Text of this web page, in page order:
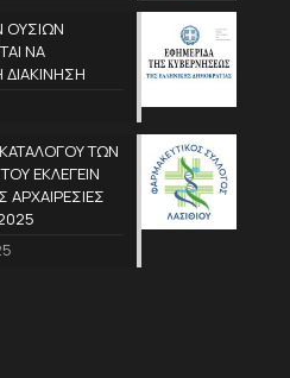
ΟΥΣΙΩΝ
ΝΑ
ΤΩΝ
ΕΚΛΕΓΕΙΝ
ΑΡΧΑΙΡΕΣΙΕΣ